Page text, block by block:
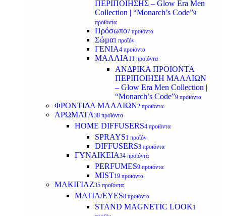
ΠΕΡΙΠΟΙΗΣΗΣ – Glow Era Men
Collection | “Monarch’s Code”9
προϊόντα
Πρόσωπο7 προϊόντα
Σώμα1 προϊόν
ΓΕΝΙΑ4 προϊόντα
ΜΑΛΛΙΑ 11 προϊόντα
ΑΝΔΡΙΚΑ ΠΡΟΙΟΝΤΑ
ΠΕΡΙΠΟΙΗΣΗ ΜΑΛΛΙΩΝ
– Glow Era Men Collection |
“Monarch’s Code”9 προϊόντα
ΦΡΟΝΤΙΔΑ ΜΑΛΛΙΩΝ2 προϊόντα
ΑΡΩΜΑΤΑ38 προϊόντα
HOME DIFFUSERS4 προϊόντα
SPRAYS1 προϊόν
DIFFUSERS3 προϊόντα
ΓΥΝΑΙΚΕΙΑ34 προϊόντα
PERFUMES9 προϊόντα
MIST19 προϊόντα
ΜΑΚΙΓΙΑΖ35 προϊόντα
ΜΑΤΙΑ/EYES8 προϊόντα
STAND MAGNETIC LOOK1